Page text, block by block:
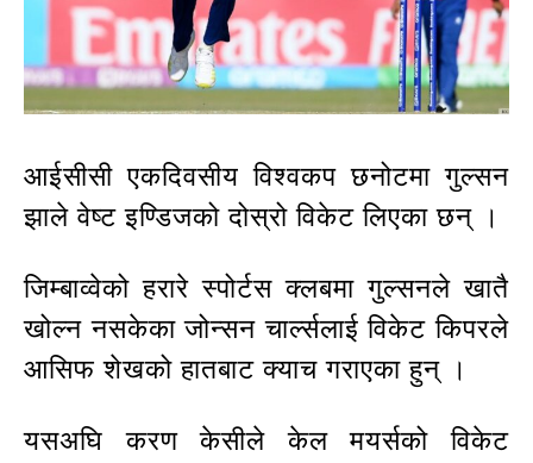
आईसीसी एकदिवसीय विश्वकप छनोटमा गुल्सन
झाले वेष्ट इण्डिजको दोस्रो विकेट लिएका छन् ।
जिम्बाव्वेको हरारे स्पोर्टस क्लबमा गुल्सनले खातै
खोल्न नसकेका जोन्सन चार्ल्सलाई विकेट किपरले
आसिफ शेखको हातबाट क्याच गराएका हुन् ।
यसअघि करण केसीले केल मयर्सको विकेट